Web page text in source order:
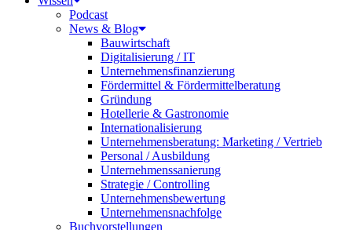
Podcast
News & Blog
Bauwirtschaft
Digitalisierung / IT
Unternehmensfinanzierung
Fördermittel & Fördermittelberatung
Gründung
Hotellerie & Gastronomie
Internationalisierung
Unternehmensberatung: Marketing / Vertrieb
Personal / Ausbildung
Unternehmenssanierung
Strategie / Controlling
Unternehmensbewertung
Unternehmensnachfolge
Buchvorstellungen